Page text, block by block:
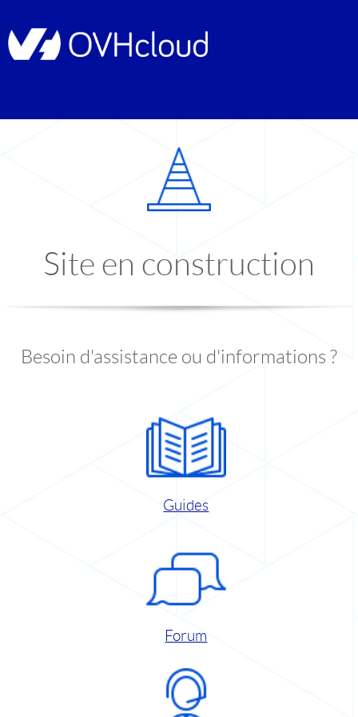
Site en construction
Besoin d'assistance ou d'informations ?
Guides
Forum